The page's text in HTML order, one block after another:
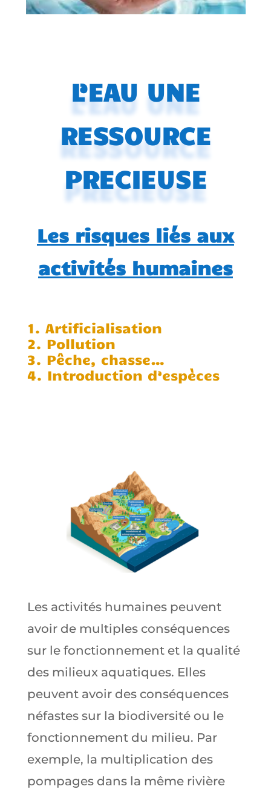
L’EAU UNE
RESSOURCE
PRECIEUSE
Les risques liés aux
activités humaines
Artificialisation
Pollution
Pêche, chasse…
Introduction d’espèces
Les activités humaines peuvent
avoir de multiples conséquences
sur le fonctionnement et la qualité
des milieux aquatiques. Elles
peuvent avoir des conséquences
néfastes sur la biodiversité ou le
fonctionnement du milieu. Par
exemple, la multiplication des
pompages dans la même rivière